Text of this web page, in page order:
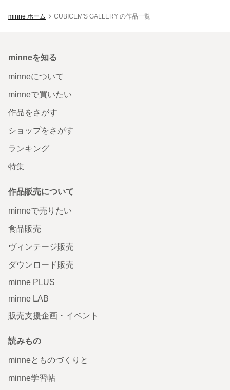
minne ホーム CUBICEM'S GALLERY の作品一覧
minneを知る
minneについて
minneで買いたい
作品をさがす
ショップをさがす
ランキング
特集
作品販売について
minneで売りたい
食品販売
ヴィンテージ販売
ダウンロード販売
minne PLUS
minne LAB
販売支援企画・イベント
読みもの
minneとものづくりと
minne学習帖